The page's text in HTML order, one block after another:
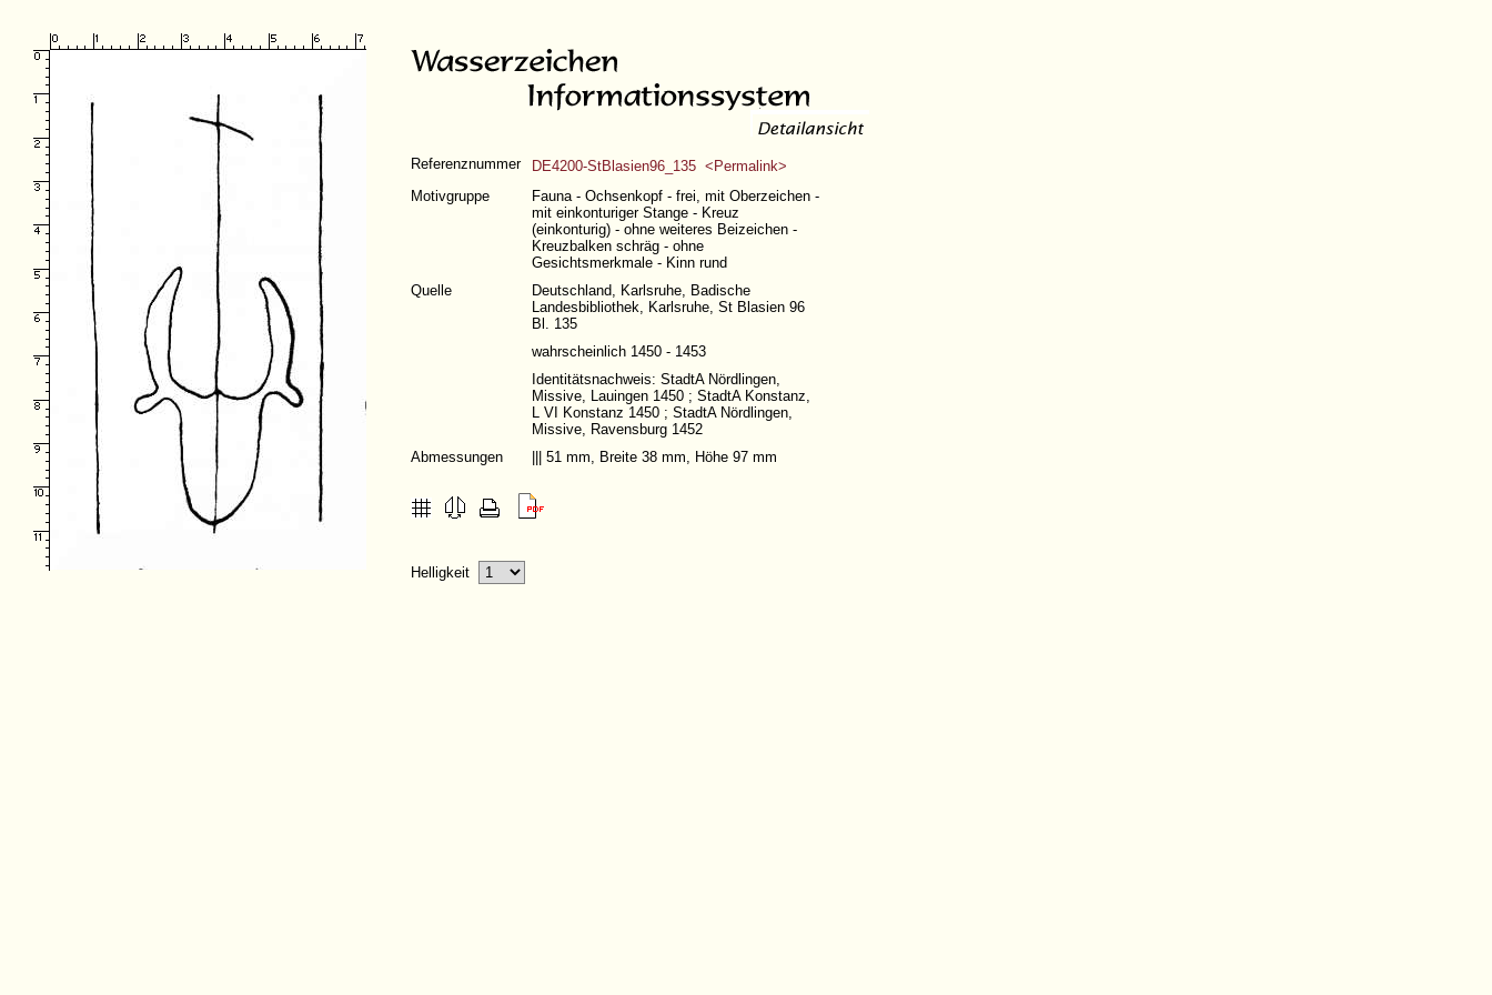
Referenznummer
DE4200-StBlasien96_135 <Permalink>
Motivgruppe
Fauna - Ochsenkopf - frei, mit Oberzeichen -
mit einkonturiger Stange - Kreuz
(einkonturig) - ohne weiteres Beizeichen -
Kreuzbalken schräg - ohne
Gesichtsmerkmale - Kinn rund
Quelle
Deutschland, Karlsruhe, Badische
Landesbibliothek, Karlsruhe, St Blasien 96
Bl. 135
wahrscheinlich 1450 - 1453
Identitätsnachweis: StadtA Nördlingen,
Missive, Lauingen 1450 ; StadtA Konstanz,
L VI Konstanz 1450 ; StadtA Nördlingen,
Missive, Ravensburg 1452
Abmessungen
||| 51 mm, Breite 38 mm, Höhe 97 mm
Helligkeit